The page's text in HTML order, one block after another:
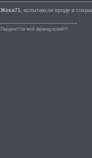
Жека71 , испытаю,он вроде и
Пардон!!!за мой французский!!!